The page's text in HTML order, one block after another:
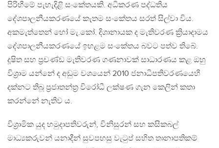
පිරිහීමේ පැහැදිළි සංකේතයකි. අධිකරණ පද්ධතිය
දේශපාලනීයකරණයේ කැතම සංකේතය සරත් සිල්වා විය.
අකමැත්තෙන් හෝ මැ.කෝ. දිශානායක ද මැතිවරණ ක්‍රියාදාමය
දේශපාලනීයකරණයේ ඉහළම සංකේතය බවට පත්ව තිබේ.
දූෂිත සහ ප්‍රචණ්ඩ මැතිවරණ ගණනාවක් සාධාරණය කළ ඔහු
විශ්‍රාම යන්නේ ද අඩුම වශයෙන් 2010 ජනාධිපතිවරණයෙහි
දක්නට තිබූ ප්‍රජාතන්ත්‍ර විරෝධී ලක්ෂණ ගැන කෙලින් කතා
කරන්නේ නැතිව ය.
විශ්‍රාමික යුද හමුදාපතිවරුන්, විනිසුරන් සහ කසිකබල්
මාධ්‍යකරුවන් යනාදීන් සුවපහසු වැටුප් සහිත තානාපතිකම්